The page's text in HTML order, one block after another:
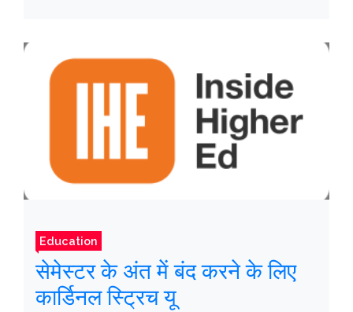
Education
सेमेस्टर के अंत में बंद करने के लिए
कार्डिनल स्ट्रिच यू